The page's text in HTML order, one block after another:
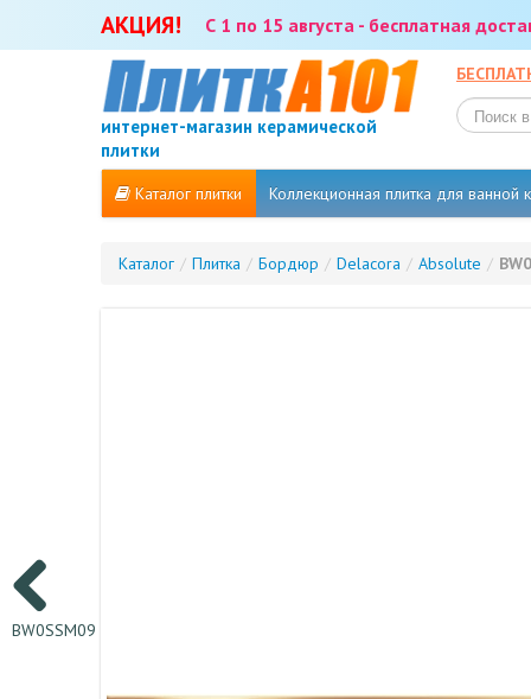
АКЦИЯ! С 1 по 15 августа - бесплатная
интернет-магазин керамической
плитки
Каталог плитки Коллекционная плитка для ванной
Каталог / Плитка / Бордюр / Delacora / Absolute /
BW0SSM09